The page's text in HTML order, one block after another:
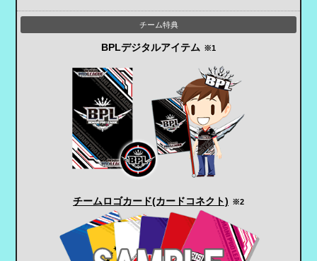
BPLデジタルアイテム ※1
チームロゴカード(カードコネクト) ※2